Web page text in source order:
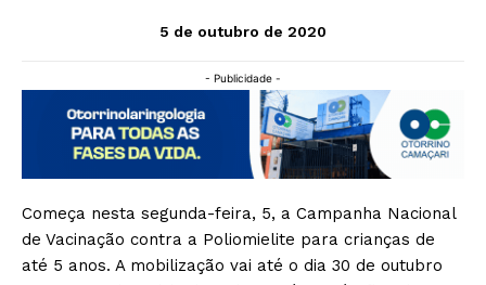
5 de outubro de 2020
- Publicidade -
Começa nesta segunda-feira, 5, a Campanha Nacional
de Vacinação contra a Poliomielite para crianças de
até 5 anos. A mobilização vai até o dia 30 de outubro